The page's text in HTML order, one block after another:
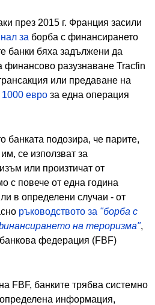
през 2015 г. Франция засили
за борба с финансирането
банки бяха задължени да
финансово разузнаване Tracfin
или предаване на
евро за една операция
банката подозира, че парите,
се използват за
или произтичат от
с повече от една година
в определени случаи - от
ръководството за "борба с
на тероризма",
федерация (FBF)
FBF, банките трябва системно
информация,